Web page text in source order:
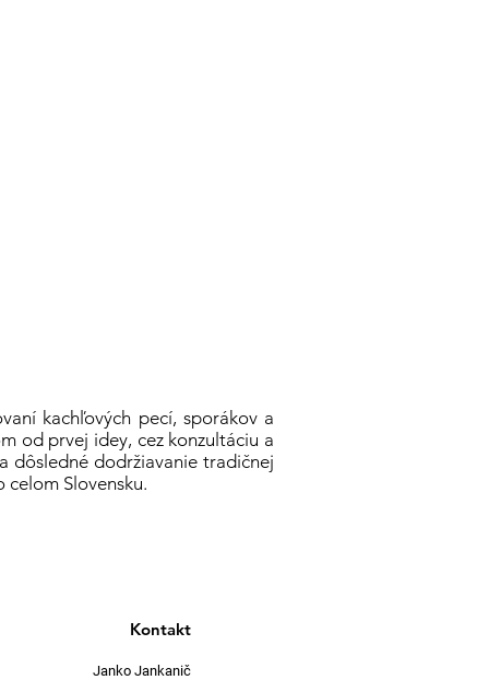
kachľových pecí, sporákov a
od prvej idey, cez konzultáciu a
dôsledné dodržiavanie tradičnej
Slovensku.
Kontakt
Janko Jankanič